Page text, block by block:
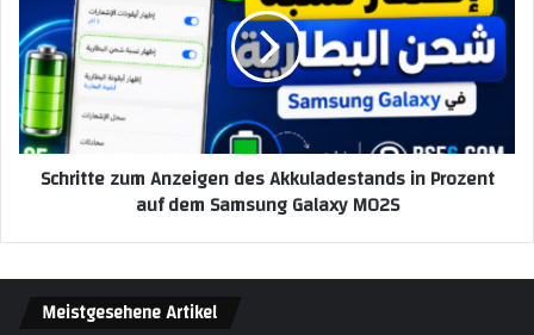
Schritte zum Anzeigen des Akkuladestands in Prozent
auf dem Samsung Galaxy M02S
Meistgesehene Artikel